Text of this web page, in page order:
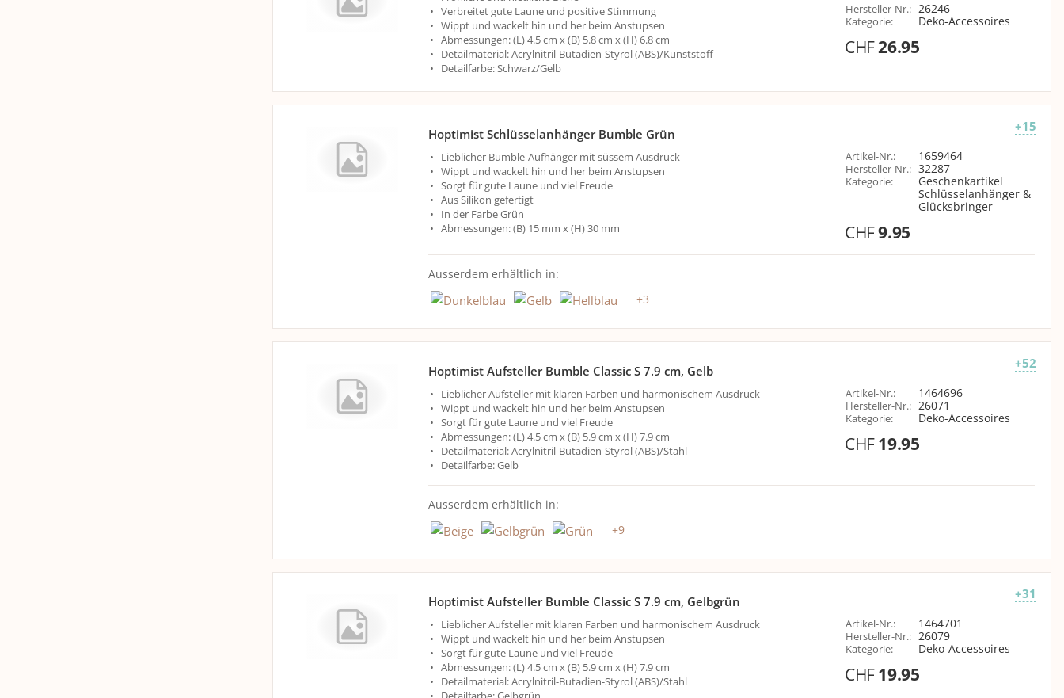
Verbreitet gute Laune und positive Stimmung
Wippt und wackelt hin und her beim Anstupsen
Abmessungen: (L) 4.5 cm x (B) 5.8 cm x (H) 6.8 cm
Detailmaterial: Acrylnitril-Butadien-Styrol (ABS)/Kunststoff
Detailfarbe: Schwarz/Gelb
Hersteller-Nr.: 26246
Kategorie: Deko-Accessoires
CHF26.95
+15
Hoptimist Schlüsselanhänger Bumble Grün
Lieblicher Bumble-Aufhänger mit süssem Ausdruck
Wippt und wackelt hin und her beim Anstupsen
Sorgt für gute Laune und viel Freude
Aus Silikon gefertigt
In der Farbe Grün
Abmessungen: (B) 15 mm x (H) 30 mm
Artikel-Nr.: 1659464
Hersteller-Nr.: 32287
Kategorie:
Geschenkartikel
Schlüsselanhänger &
Glücksbringer
CHF9.95
Ausserdem erhältlich in:
+3
+52
Hoptimist Aufsteller Bumble Classic S 7.9 cm, Gelb
Lieblicher Aufsteller mit klaren Farben und harmonischem Ausdruck
Wippt und wackelt hin und her beim Anstupsen
Sorgt für gute Laune und viel Freude
Abmessungen: (L) 4.5 cm x (B) 5.9 cm x (H) 7.9 cm
Detailmaterial: Acrylnitril-Butadien-Styrol (ABS)/Stahl
Detailfarbe: Gelb
Artikel-Nr.: 1464696
Hersteller-Nr.: 26071
Kategorie: Deko-Accessoires
CHF19.95
Ausserdem erhältlich in:
+9
+31
Hoptimist Aufsteller Bumble Classic S 7.9 cm, Gelbgrün
Lieblicher Aufsteller mit klaren Farben und harmonischem Ausdruck
Wippt und wackelt hin und her beim Anstupsen
Sorgt für gute Laune und viel Freude
Abmessungen: (L) 4.5 cm x (B) 5.9 cm x (H) 7.9 cm
Detailmaterial: Acrylnitril-Butadien-Styrol (ABS)/Stahl
Artikel-Nr.: 1464701
Hersteller-Nr.: 26079
Kategorie: Deko-Accessoires
CHF19.95